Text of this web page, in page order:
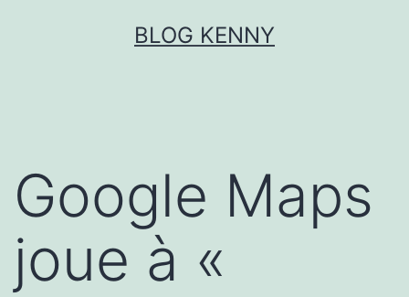
BLOG KENNY
Google Maps
joue à «